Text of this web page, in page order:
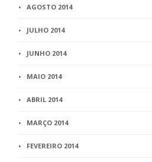
AGOSTO 2014
JULHO 2014
JUNHO 2014
MAIO 2014
ABRIL 2014
MARÇO 2014
FEVEREIRO 2014